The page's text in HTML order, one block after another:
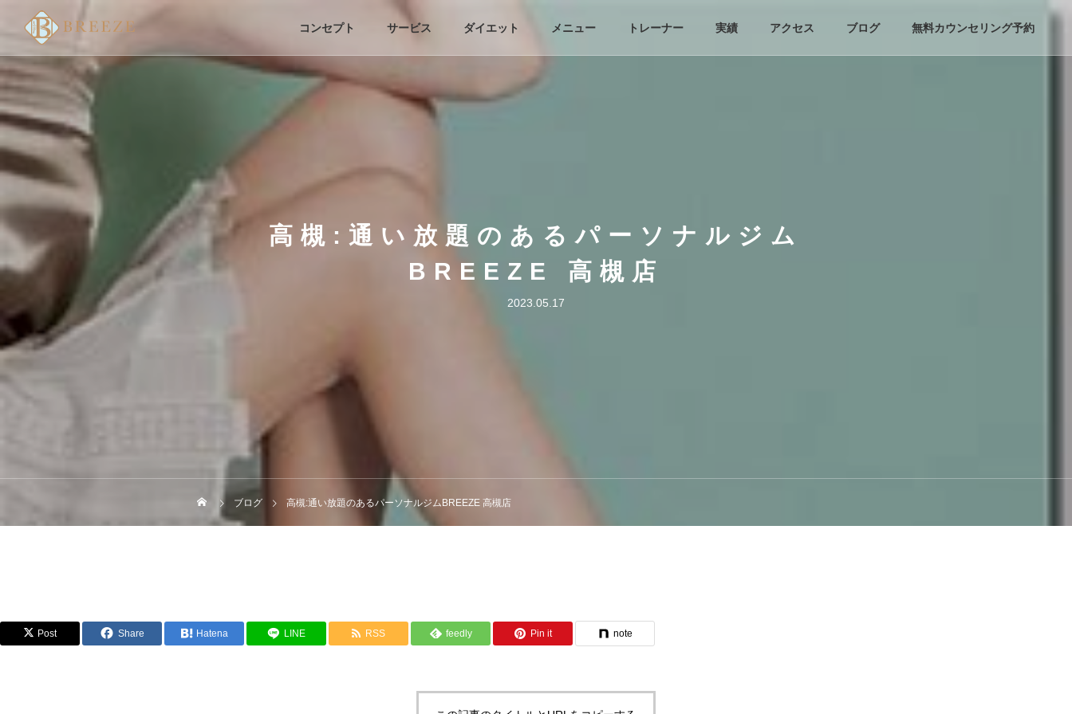
コンセプト サービス ダイエット メニュー トレーナー 実績 アクセス ブログ 無料カウンセリング予約
高槻:通い放題のあるパーソナルジム
BREEZE 高槻店
2023.05.17
ブログ 高槻:通い放題のあるパーソナルジムBREEZE 高槻店
Post Share Hatena LINE RSS feedly Pin it note